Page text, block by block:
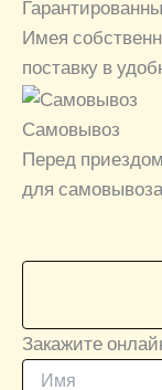
Имея
поставку в
Самовывоз
Перед
для самовывоза
Закажите